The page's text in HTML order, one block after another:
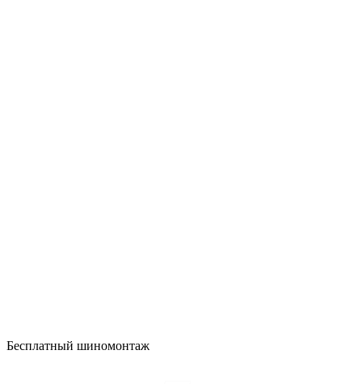
Бесплатный шиномонтаж